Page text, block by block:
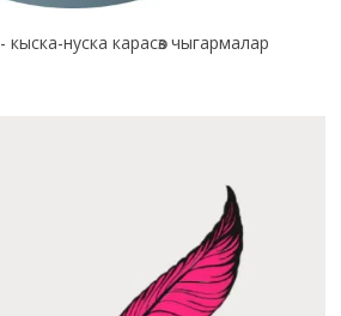
- кыска-нуска карасөз чыгармалар